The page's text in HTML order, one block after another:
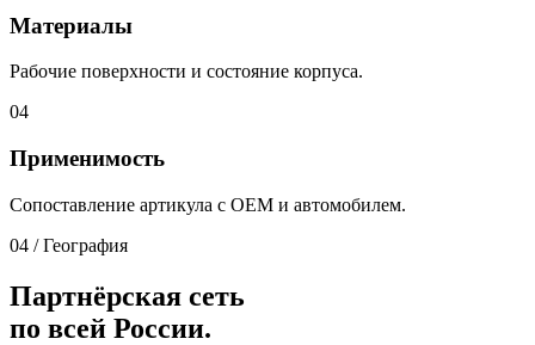
Материалы
Рабочие поверхности и состояние корпуса.
04
Применимость
Сопоставление артикула с OEM и автомобилем.
04 / География
Партнёрская сеть
по всей России.